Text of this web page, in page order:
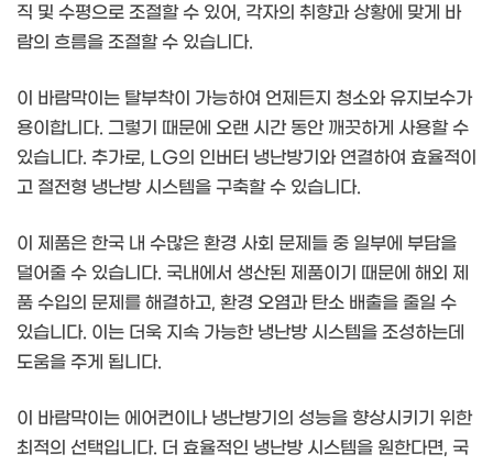
직 및 수평으로 조절할 수 있어, 각자의 취향과 상황에 맞게 바
람의 흐름을 조절할 수 있습니다.
이 바람막이는 탈부착이 가능하여 언제든지 청소와 유지보수가
용이합니다. 그렇기 때문에 오랜 시간 동안 깨끗하게 사용할 수
있습니다. 추가로, LG의 인버터 냉난방기와 연결하여 효율적이
고 절전형 냉난방 시스템을 구축할 수 있습니다.
이 제품은 한국 내 수많은 환경 사회 문제들 중 일부에 부담을
덜어줄 수 있습니다. 국내에서 생산된 제품이기 때문에 해외 제
품 수입의 문제를 해결하고, 환경 오염과 탄소 배출을 줄일 수
있습니다. 이는 더욱 지속 가능한 냉난방 시스템을 조성하는데
도움을 주게 됩니다.
이 바람막이는 에어컨이나 냉난방기의 성능을 향상시키기 위한
최적의 선택입니다. 더 효율적인 냉난방 시스템을 원한다면, 국